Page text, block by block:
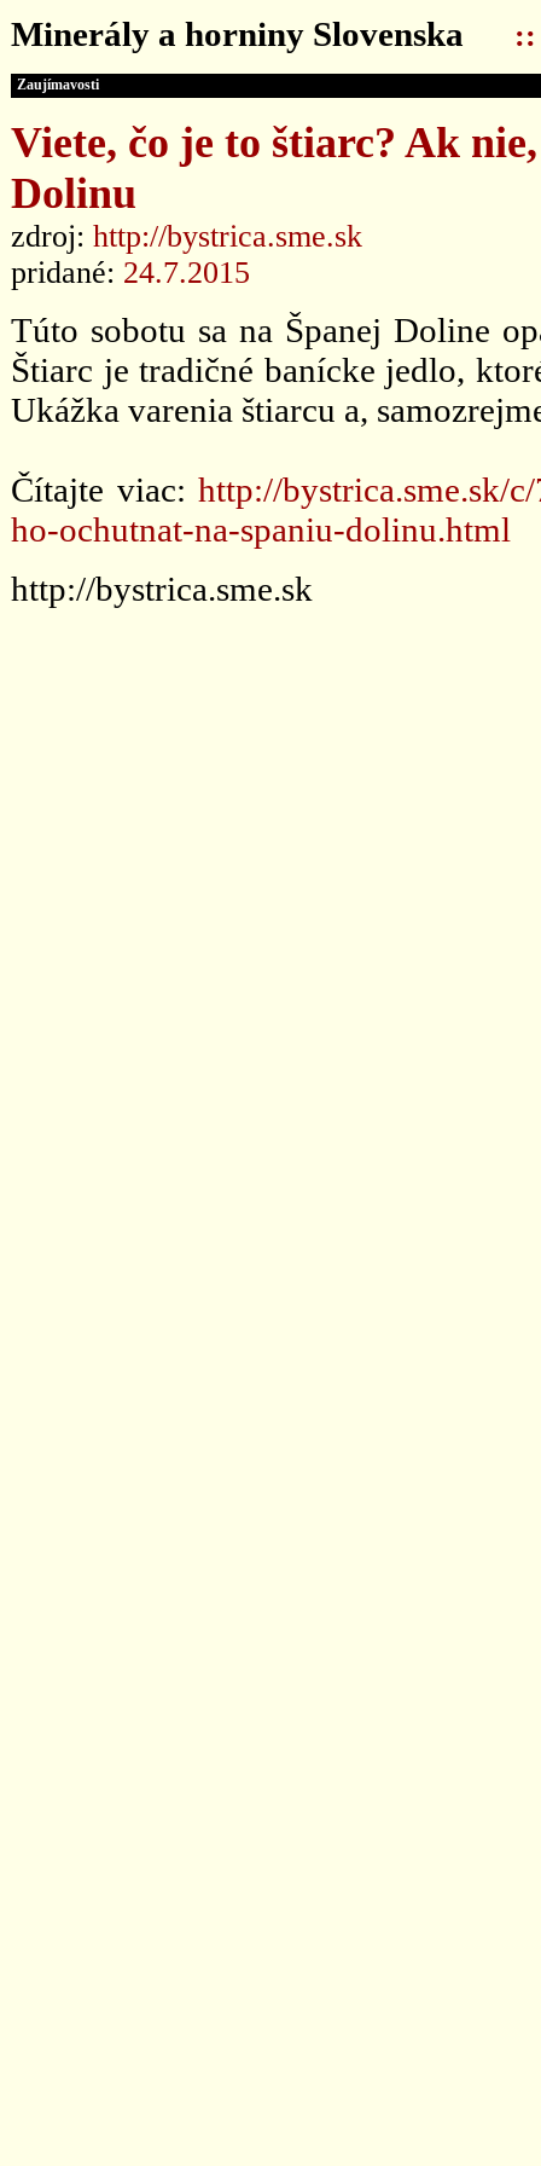
Minerály a horniny Slovenska ::
Zaujímavosti
Viete, čo je to štiarc? Ak
Dolinu
zdroj: http://bystrica.sme.sk
pridané: 24.7.2015
Túto sobotu sa na Španej Doline
Štiarc je tradičné banícke jedlo,
Ukážka varenia štiarcu a,
Čítajte viac: http://bystrica.sme.sk/
ho-ochutnat-na-spaniu-dolinu.html
http://bystrica.sme.sk